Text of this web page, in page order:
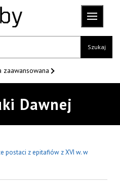
Szukaj
zaawansowana
Dawnej
postaci z epitafiów z XVI w. w